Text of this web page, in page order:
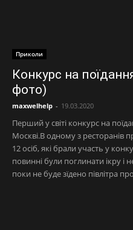
Приколи
Конкурс на
фото)
maxwelhelp - 19.03.2020
Перший у світі конкурс на
Москві.В одному з ресторанів
12 осіб, які брали участь у
повинні були поглинати ікру і
поки не буде зїдено півлітра